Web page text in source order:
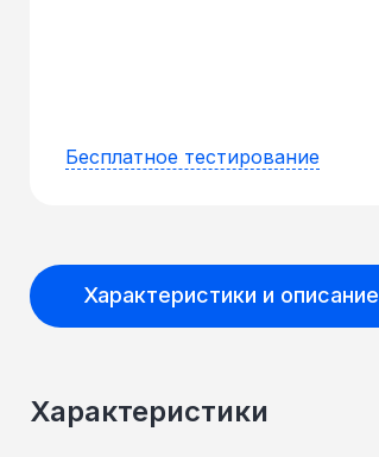
Бесплатное тестирование
Характеристики и описание
Характеристики